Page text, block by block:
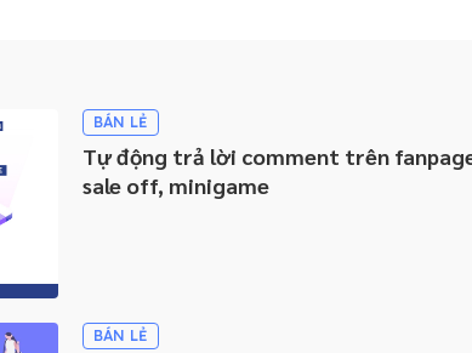
BÁN LẺ
Tự động trả lời comment trên
sale off, minigame
BÁN LẺ